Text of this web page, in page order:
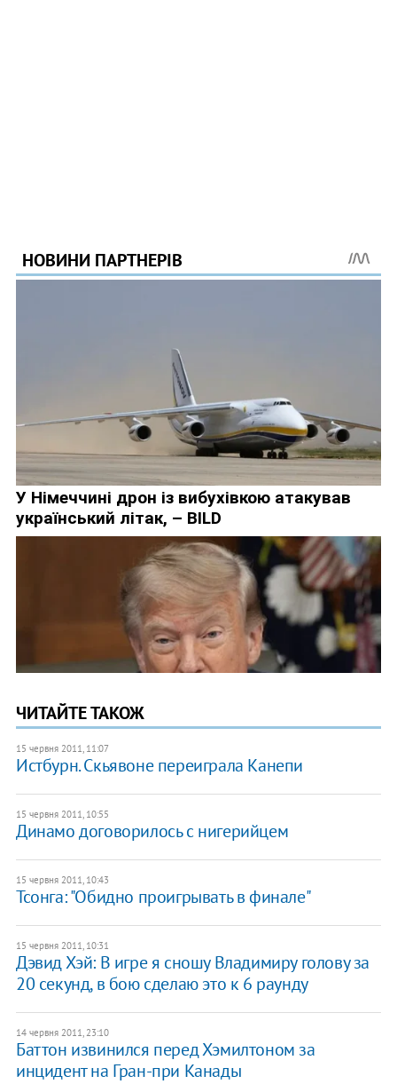
ЧИТАЙТЕ ТАКОЖ
15 червня 2011, 11:07
Истбурн. Скьявоне переиграла Канепи
15 червня 2011, 10:55
Динамо договорилось с нигерийцем
15 червня 2011, 10:43
Тсонга: "Обидно проигрывать в финале"
15 червня 2011, 10:31
Дэвид Хэй: В игре я сношу Владимиру голову за
20 секунд, в бою сделаю это к 6 раунду
14 червня 2011, 23:10
Баттон извинился перед Хэмилтоном за
инцидент на Гран-при Канады